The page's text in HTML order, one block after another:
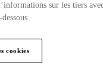
sur les tiers
cookies